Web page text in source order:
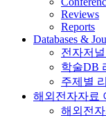
Reviews
Reports
Databases &
전자저
학술DB
주제별
해외전자자료
해외전